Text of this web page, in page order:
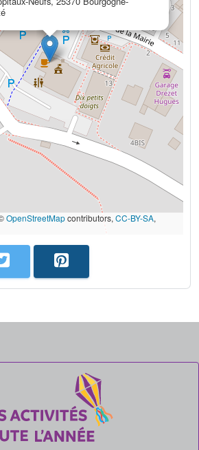
OpenStreetMapcontributors, CC-BY-SA,